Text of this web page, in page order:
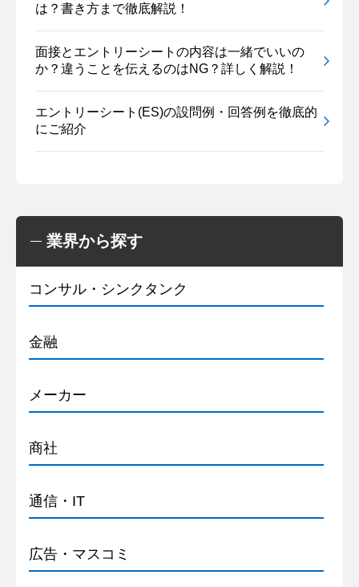
は？書き方まで徹底解説！
面接とエントリーシートの内容は一緒でいいの
か？違うことを伝えるのはNG？詳しく解説！
エントリーシート(ES)の設問例・回答例を徹底的
にご紹介
業界から探す
コンサル・シンクタンク
金融
メーカー
商社
通信・IT
広告・マスコミ